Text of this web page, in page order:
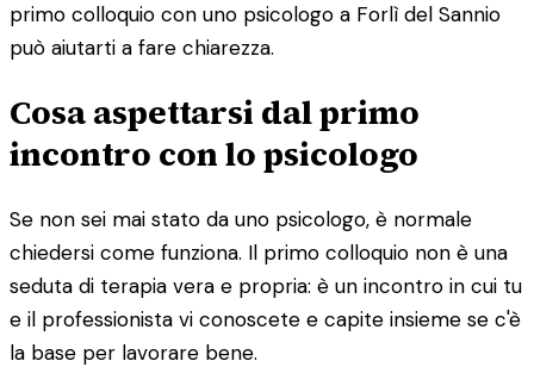
primo colloquio con uno psicologo a Forlì del Sannio
può aiutarti a fare chiarezza.
Cosa aspettarsi dal primo
incontro con lo psicologo
Se non sei mai stato da uno psicologo, è normale
chiedersi come funziona. Il primo colloquio non è una
seduta di terapia vera e propria: è un incontro in cui tu
e il professionista vi conoscete e capite insieme se c'è
la base per lavorare bene.